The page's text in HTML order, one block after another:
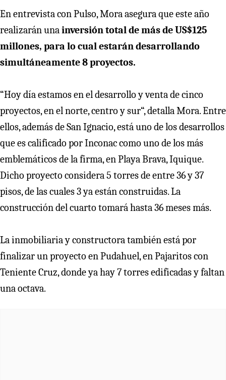
En entrevista con Pulso, Mora asegura que este año
realizarán unainversión total de más de US$125
millones, para lo cual estarán desarrollando
simultáneamente 8 proyectos.
“Hoy día estamos en el desarrollo y venta de cinco
proyectos, en el norte, centro y sur“, detalla Mora. Entre
ellos, además de San Ignacio, está uno de los desarrollos
que es calificado por Inconac como uno de los más
emblemáticos de la firma, en Playa Brava, Iquique.
Dicho proyecto considera 5 torres de entre 36 y 37
pisos, de las cuales 3 ya están construidas. La
construcción del cuarto tomará hasta 36 meses más.
La inmobiliaria y constructora también está por
finalizar un proyecto en Pudahuel, en Pajaritos con
Teniente Cruz, donde ya hay 7 torres edificadas y faltan
una octava.